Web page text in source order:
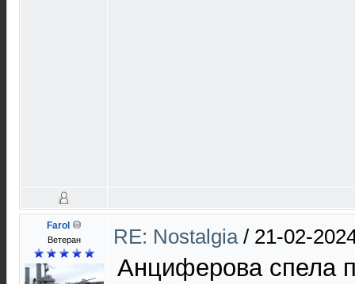
Farol
Ветеран RE: Nostalgia / 21-02-
Анциферова спела